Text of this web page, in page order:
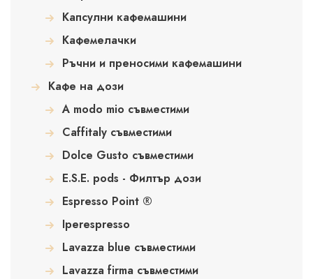
Капсулни кафемашини
Кафемелачки
Ръчни и преносими кафемашини
Кафе на дози
A modo mio съвместими
Caffitaly съвместими
Dolce Gusto съвместими
E.S.E. pods - Филтър дози
Espresso Point ®
Iperespresso
Lavazza blue съвместими
Lavazza firma съвместими